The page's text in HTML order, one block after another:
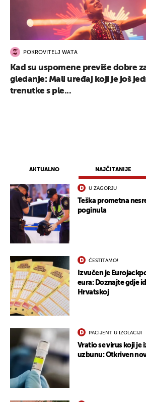
AKTUALNO NAJČITANIJE
U ZAGORJU
Teška prometna
poginula
ČESTITAMO!
Izvučen je
eura: Doznajte gdje
Hrvatskoj
PACIJENT U IZOLACIJI
Vratio se virus koji je
uzbunu: Otkriven
POKROVITELJ WATA
Kad su uspomene previše dobre
gledanje: Mali uređaj koji je još
trenutke s ple...
UKLJUČITE